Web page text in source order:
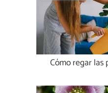
Cómo regar